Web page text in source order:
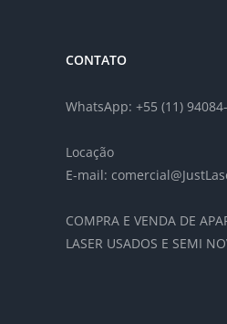
CONTATO
WhatsApp: +55 (11)
Locação
E-mail:
COMPRA E VENDA DE
LASER USADOS E SEMI